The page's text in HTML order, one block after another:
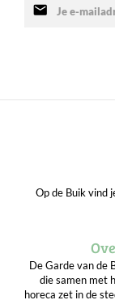
mail
Op de Buik vind
De Garde van de
die samen met
horeca zet in de